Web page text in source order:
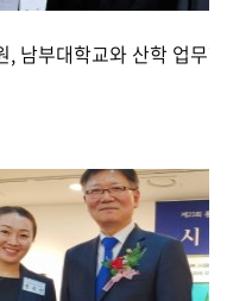
]
남부대학교와 산학 업무협약